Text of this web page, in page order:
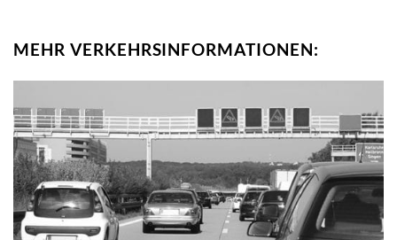
MEHR VERKEHRSINFORMATIONEN: